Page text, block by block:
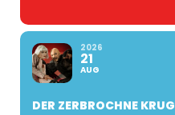
2026
21
AUG
DER ZERBROCHNE KRUG